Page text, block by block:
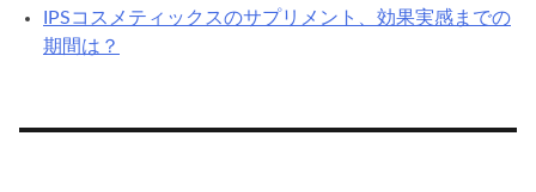
IPSコスメティックスのサプリメント、効果実感までの
期間は？